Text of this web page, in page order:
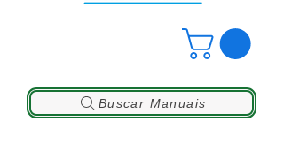
Buscar Manuais